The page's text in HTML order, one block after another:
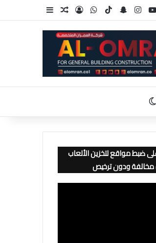
‫YouTubeانستقرامسناب تشات
‫TikTokواتسابتسجيل الدخول
مقال عشوائي
إضافة عمود
عشوائي
الوضع المظلم
ضبط مواقع لتخزين الألعاب
مخالفة ودون ترخيص